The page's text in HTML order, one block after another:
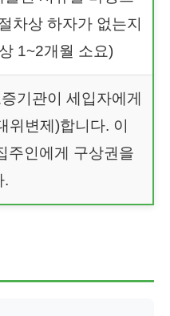
차상 하자가 없는지
1~2개월 소요)
기관이 세입자에게
위변제)합니다. 이
주인에게 구상권을
.